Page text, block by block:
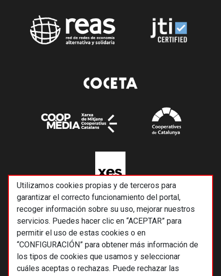
Utilizamos cookies propias y de terceros para
garantizar el correcto funcionamiento del portal,
recoger información sobre su uso, mejorar nuestros
servicios. Puedes hacer clic en “ACEPTAR” para
permitir el uso de estas cookies o en
“CONFIGURACIÓN” para obtener más información de
los tipos de cookies que usamos y seleccionar
cuáles aceptas o rechazas. Puede rechazar las